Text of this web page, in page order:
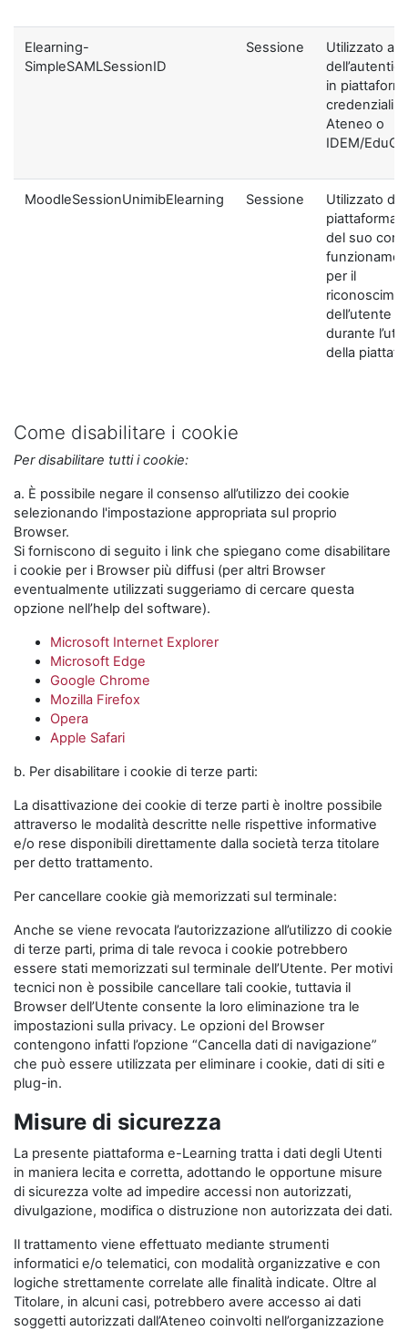
Elearning-
SimpleSAMLSessionID
Sessione
Utilizzato ai
in
credenziali di
Ateneo o
IDEM/
MoodleSessionUnimibElearning Sessione
Utilizzato
piattaforma
del suo
per il
dell’utente
durante
della
Come disabilitare i cookie
Per disabilitare tutti i cookie:
a. È possibile negare il consenso all’utilizzo dei cookie
selezionando l'impostazione appropriata sul proprio
Browser.
Si forniscono di seguito i link che spiegano come disabilitare
i cookie per i Browser più diffusi (per altri Browser
eventualmente utilizzati suggeriamo di cercare questa
opzione nell’help del software).
Microsoft Internet Explorer
Microsoft Edge
Google Chrome
Mozilla Firefox
Opera
Apple Safari
b. Per disabilitare i cookie di terze parti:
La disattivazione dei cookie di terze parti è inoltre possibile
attraverso le modalità descritte nelle rispettive informative
e/o rese disponibili direttamente dalla società terza titolare
per detto trattamento.
Per cancellare cookie già memorizzati sul terminale:
Anche se viene revocata l’autorizzazione all’utilizzo di cookie
di terze parti, prima di tale revoca i cookie potrebbero
essere stati memorizzati sul terminale dell’Utente. Per motivi
tecnici non è possibile cancellare tali cookie, tuttavia il
Browser dell’Utente consente la loro eliminazione tra le
impostazioni sulla privacy. Le opzioni del Browser
contengono infatti l’opzione “Cancella dati di navigazione”
che può essere utilizzata per eliminare i cookie, dati di siti e
plug-in.
Misure di sicurezza
La presente piattaforma e-Learning tratta i dati degli Utenti
in maniera lecita e corretta, adottando le opportune misure
di sicurezza volte ad impedire accessi non autorizzati,
divulgazione, modifica o distruzione non autorizzata dei dati.
Il trattamento viene effettuato mediante strumenti
informatici e/o telematici, con modalità organizzative e con
logiche strettamente correlate alle finalità indicate. Oltre al
Titolare, in alcuni casi, potrebbero avere accesso ai dati
soggetti autorizzati dall’Ateneo coinvolti nell’organizzazione